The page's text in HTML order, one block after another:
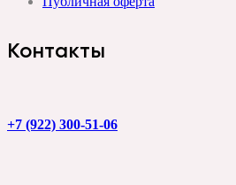
Контакты
+7 (922) 300-51-06